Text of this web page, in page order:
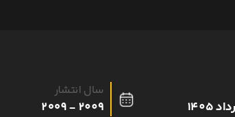
سال انتشار
2009 - 2009